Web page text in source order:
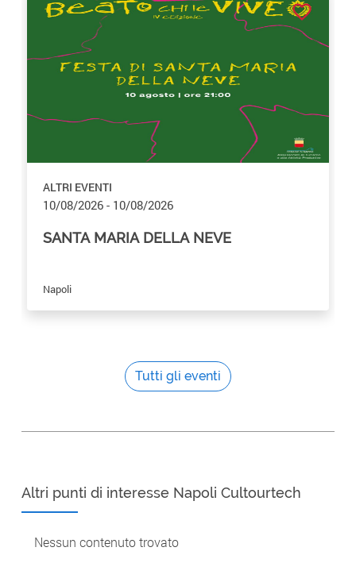
favorite_border
ALTRI EVENTI
10/08/2026 - 10/08/2026
SANTA MARIA DELLA NEVE
Napoli
Tutti gli eventi
Altri punti di interesse Napoli Cultourtech
Nessun contenuto trovato